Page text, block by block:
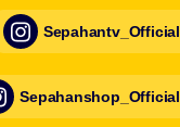
Sepahantv_Official
Sepahanshop_Official